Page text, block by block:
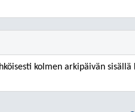
kolmen arkipäivän